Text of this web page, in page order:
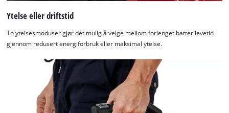
Ytelse eller driftstid
To ytelsesmoduser gjør det mulig å velge mellom forlenget batterilevetid
gjennom redusert energiforbruk eller maksimal ytelse.